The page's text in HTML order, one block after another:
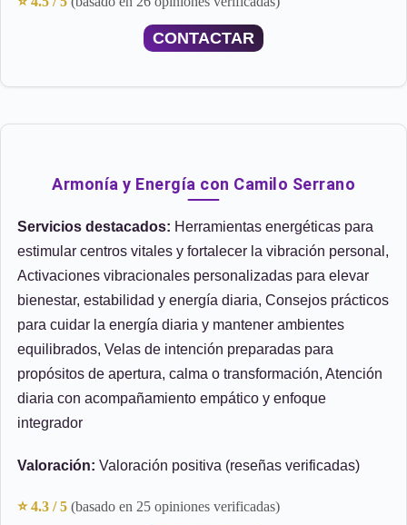
CONTACTAR
Armonía y Energía con Camilo Serrano
Servicios destacados: Herramientas energéticas para
estimular centros vitales y fortalecer la vibración personal,
Activaciones vibracionales personalizadas para elevar
bienestar, estabilidad y energía diaria, Consejos prácticos
para cuidar la energía diaria y mantener ambientes
equilibrados, Velas de intención preparadas para
propósitos de apertura, calma o transformación, Atención
diaria con acompañamiento empático y enfoque
integrador
Valoración: Valoración positiva (reseñas verificadas)
⭐ 4.3 / 5 (basado en 25 opiniones verificadas)